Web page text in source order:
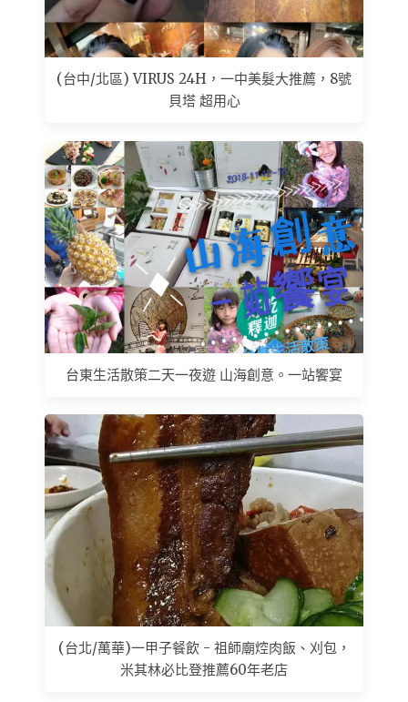
(台中/北區) VIRUS 24H，一中美髮大推薦，8號
貝塔 超用心
台東生活散策二天一夜遊 山海創意。一站饗宴
(台北/萬華)一甲子餐飲 - 祖師廟焢肉飯、刈包，
米其林必比登推薦60年老店